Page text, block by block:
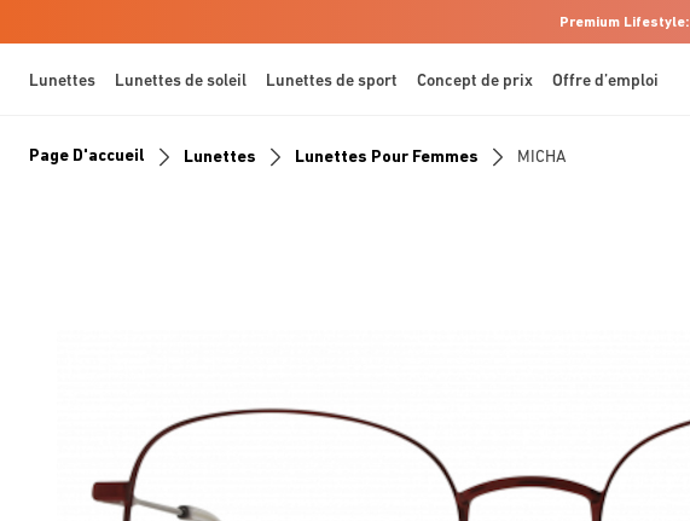
Premium Lifestyle:
Lunettes Lunettes de soleil Lunettes de sport Concept de prix Offre d’emploi
Page D'accueil Lunettes Lunettes Pour Femmes MICHA